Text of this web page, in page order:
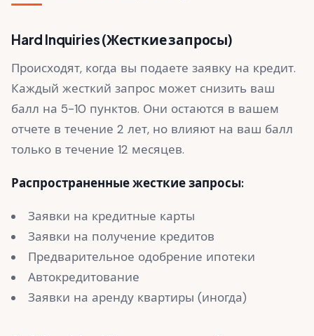
Hard Inquiries (Жесткие запросы)
Происходят, когда вы подаете заявку на кредит.
Каждый жесткий запрос может снизить ваш
балл на 5-10 пунктов. Они остаются в вашем
отчете в течение 2 лет, но влияют на ваш балл
только в течение 12 месяцев.
Распространенные жесткие запросы:
Заявки на кредитные карты
Заявки на получение кредитов
Предварительное одобрение ипотеки
Автокредитование
Заявки на аренду квартиры (иногда)